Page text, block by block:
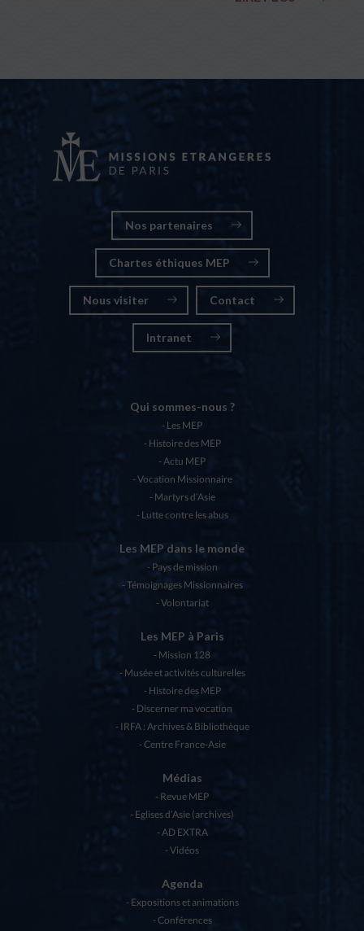
Nos partenaires
Chartes éthiques MEP
Nous visiter Contact
Intranet
Qui sommes-nous ?
Les MEP
Histoire des MEP
Actu MEP
Vocation Missionnaire
Martyrs d’Asie
Lutte contre les abus
Les MEP dans le monde
Pays de mission
Témoignages Missionnaires
Volontariat
Les MEP à Paris
Mission 128
Musée et activités culturelles
Histoire des MEP
Discerner ma vocation
IRFA : Archives & Bibliothèque
Centre France-Asie
Médias
Revue MEP
Eglises d’Asie (archives)
AD EXTRA
Vidéos
Agenda
Expositions et animations
Conférences